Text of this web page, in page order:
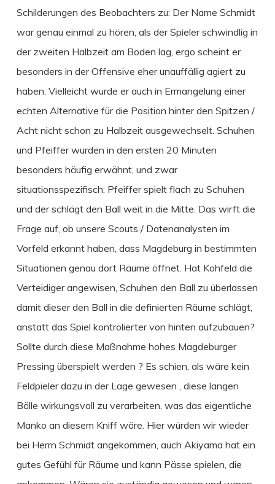
Schilderungen des Beobachters zu: Der Name Schmidt
war genau einmal zu hören, als der Spieler schwindlig in
der zweiten Halbzeit am Boden lag, ergo scheint er
besonders in der Offensive eher unauffällig agiert zu
haben. Vielleicht wurde er auch in Ermangelung einer
echten Alternative für die Position hinter den Spitzen /
Acht nicht schon zu Halbzeit ausgewechselt. Schuhen
und Pfeiffer wurden in den ersten 20 Minuten
besonders häufig erwähnt, und zwar
situationsspezifisch: Pfeiffer spielt flach zu Schuhen
und der schlägt den Ball weit in die Mitte. Das wirft die
Frage auf, ob unsere Scouts / Datenanalysten im
Vorfeld erkannt haben, dass Magdeburg in bestimmten
Situationen genau dort Räume öffnet. Hat Kohfeld die
Verteidiger angewisen, Schuhen den Ball zu überlassen
damit dieser den Ball in die definierten Räume schlägt,
anstatt das Spiel kontrolierter von hinten aufzubauen?
Sollte durch diese Maßnahme hohes Magdeburger
Pressing überspielt werden ? Es schien, als wäre kein
Feldpieler dazu in der Lage gewesen , diese langen
Bälle wirkungsvoll zu verarbeiten, was das eigentliche
Manko an diesem Kniff wäre. Hier würden wir wieder
bei Herrn Schmidt angekommen, auch Akiyama hat ein
gutes Gefühl für Räume und kann Pässe spielen, die